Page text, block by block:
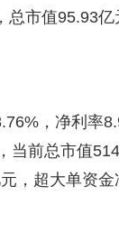
总市值95.93亿
，净利率
当前总市值
，超大单资